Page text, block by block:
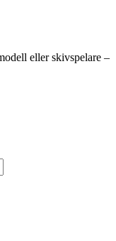
eller skivspelare –